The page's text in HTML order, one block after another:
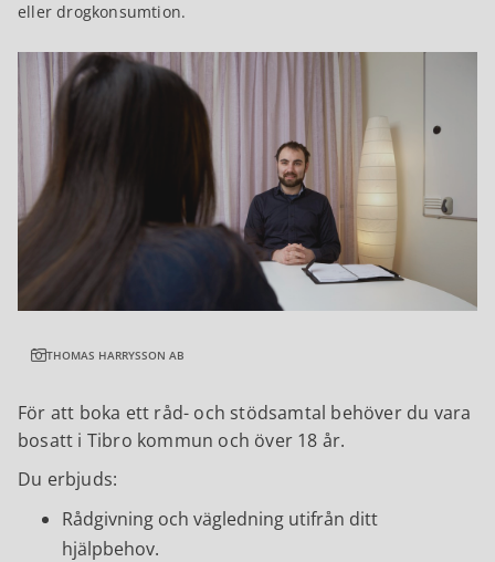
eller drogkonsumtion.
THOMAS HARRYSSON AB
För att boka ett råd- och stödsamtal behöver du vara
bosatt i Tibro kommun och över 18 år.
Du erbjuds:
Rådgivning och vägledning utifrån ditt
hjälpbehov.